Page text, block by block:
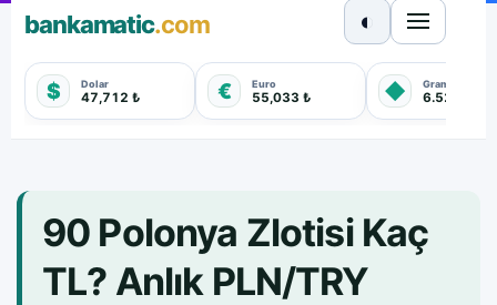
bankamatic.com
$ Dolar
47,712 ₺ € Euro
55,033 ₺ ◆ Gram Altın
6.528,920
◐
90 Polonya Zlotisi Kaç
TL? Anlık PLN/TRY